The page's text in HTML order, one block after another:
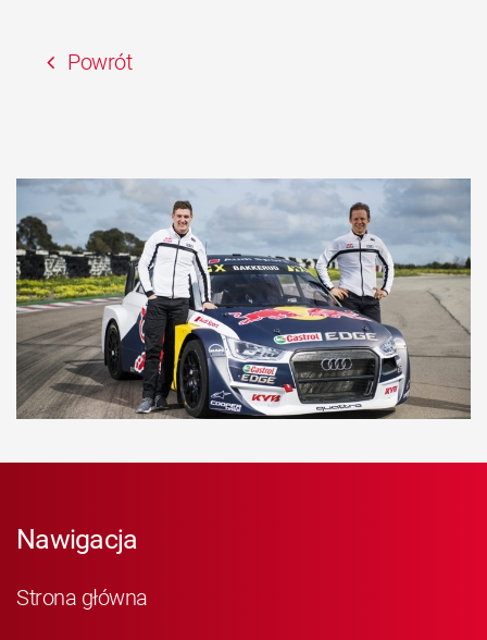
Powrót
Nawigacja
Strona główna